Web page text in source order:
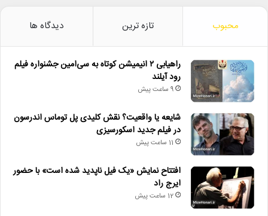
محبوب تازه ترین دیدگاه ها
راهیابی ۲ انیمیشن کوتاه به سی‌امین جشنواره فیلم
رود آیلند
9 ساعت پیش
شایعه یا واقعیت؟ نقش کلیدی پل توماس اندرسون
در فیلم جدید اسکورسیزی
11 ساعت پیش
افتتاح نمایش «یک فیل ناپدید شده است» با حضور
ایرج راد
12 ساعت پیش